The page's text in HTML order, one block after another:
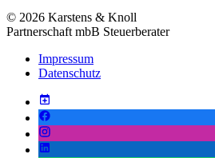
© 2026 Karstens & Knoll
Partnerschaft mbB Steuerberater
Impressum
Datenschutz